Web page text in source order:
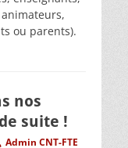
ou parents).
nos
suite !
Admin CNT-FTE